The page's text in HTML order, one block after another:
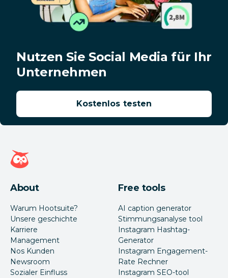
Nutzen Sie Social Media für Ihr
Unternehmen
Kostenlos testen
Hootsuite Homepage
About
Warum Hootsuite?
Unsere geschichte
Karriere
Management
Nos Kunden
Newsroom
Sozialer Einfluss
Free tools
AI caption generator
Stimmungsanalyse tool
Instagram Hashtag-
Generator
Instagram Engagement-
Rate Rechner
Instagram SEO-tool